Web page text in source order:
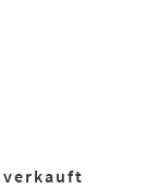
verkauft